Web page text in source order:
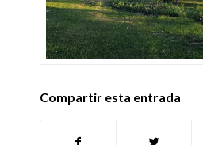
Compartir esta entrada